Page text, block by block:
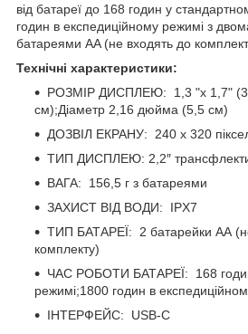
від батареї до 168 годин у
годин в експедиційному режимі з
батареями AA (не входять до
Технічні характеристики:
РОЗМІР ДИСПЛЕЮ: 1,3 "х 1,7"
см);Діаметр 2,16 дюйма (5,5 см)
ДОЗВІЛ ЕКРАНУ: 240 х 320
ТИП ДИСПЛЕЮ: 2,2″
ВАГА: 156,5 г з батареями
ЗАХИСТ ВІД ВОДИ: IPX7
ТИП БАТАРЕЇ: 2 батарейки АА
комплекту)
ЧАС РОБОТИ БАТАРЕЇ: 168
режимі;1800 годин в
ІНТЕРФЕЙС: USB-C